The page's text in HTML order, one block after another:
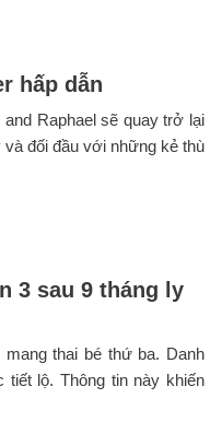
hấp dẫn
and Raphael sẽ quay trở lại
đối đầu với những kẻ thù
3 sau 9 tháng ly
thai bé thứ ba. Danh
lộ. Thông tin này khiến